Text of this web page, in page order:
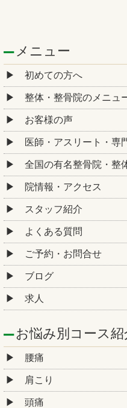
メニュー
初めての方へ
整体・整骨院のメニュ
お客様の声
医師・アスリート・専
全国の有名整骨院・整
院情報・アクセス
スタッフ紹介
よくある質問
ご予約・お問合せ
ブログ
求人
お悩み別コース紹
腰痛
肩こり
頭痛